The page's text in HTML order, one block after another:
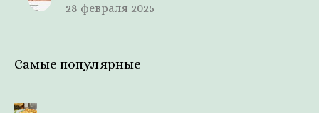
28 февраля 2025
Самые популярные